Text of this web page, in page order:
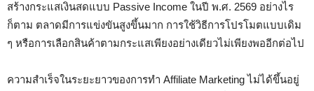
สร้างกระแสเงินสดแบบ Passive Income ในปี พ.ศ. 2569 อย่างไร
ก็ตาม ตลาดมีการแข่งขันสูงขึ้นมาก การใช้วิธีการโปรโมตแบบเดิม
ๆ หรือการเลือกสินค้าตามกระแสเพียงอย่างเดียวไม่เพียงพออีกต่อไป
ความสำเร็จในระยะยาวของการทำ Affiliate Marketing ไม่ได้ขึ้นอยู่